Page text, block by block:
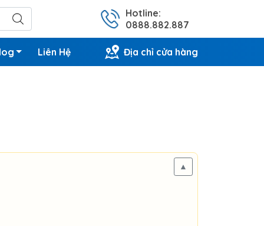
Hotline:
0888.882.887
Liên Hệ Địa chỉ cửa hàng
▲